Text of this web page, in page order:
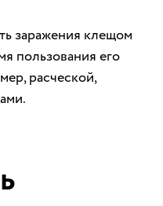
заражения клещом
пользования его
расческой,